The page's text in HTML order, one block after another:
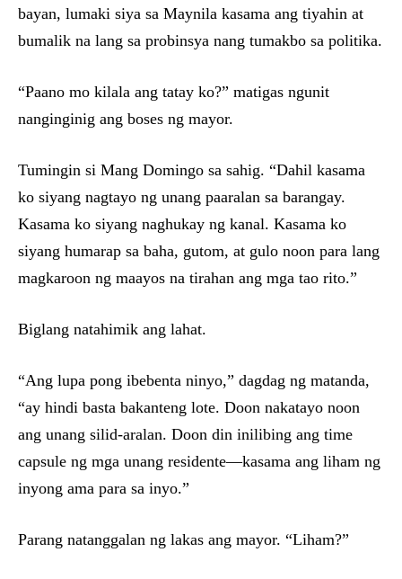
bayan, lumaki siya sa Maynila kasama ang tiyahin at
bumalik na lang sa probinsya nang tumakbo sa politika.
“Paano mo kilala ang tatay ko?” matigas ngunit
nanginginig ang boses ng mayor.
Tumingin si Mang Domingo sa sahig. “Dahil kasama
ko siyang nagtayo ng unang paaralan sa barangay.
Kasama ko siyang naghukay ng kanal. Kasama ko
siyang humarap sa baha, gutom, at gulo noon para lang
magkaroon ng maayos na tirahan ang mga tao rito.”
Biglang natahimik ang lahat.
“Ang lupa pong ibebenta ninyo,” dagdag ng matanda,
“ay hindi basta bakanteng lote. Doon nakatayo noon
ang unang silid-aralan. Doon din inilibing ang time
capsule ng mga unang residente—kasama ang liham ng
inyong ama para sa inyo.”
Parang natanggalan ng lakas ang mayor. “Liham?”